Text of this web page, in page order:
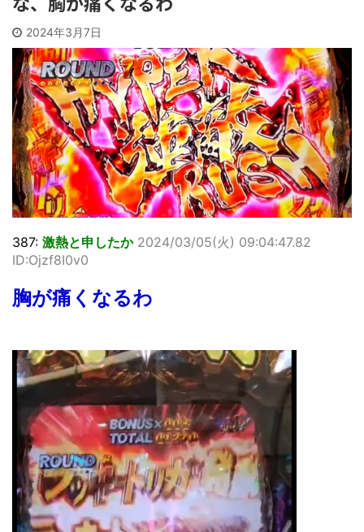
2024年3月7日
387: 激熱と申したか 2024/03/05(火) 09:04:47.82
ID:Ojzf8I0v0
胸が痛くなるわ